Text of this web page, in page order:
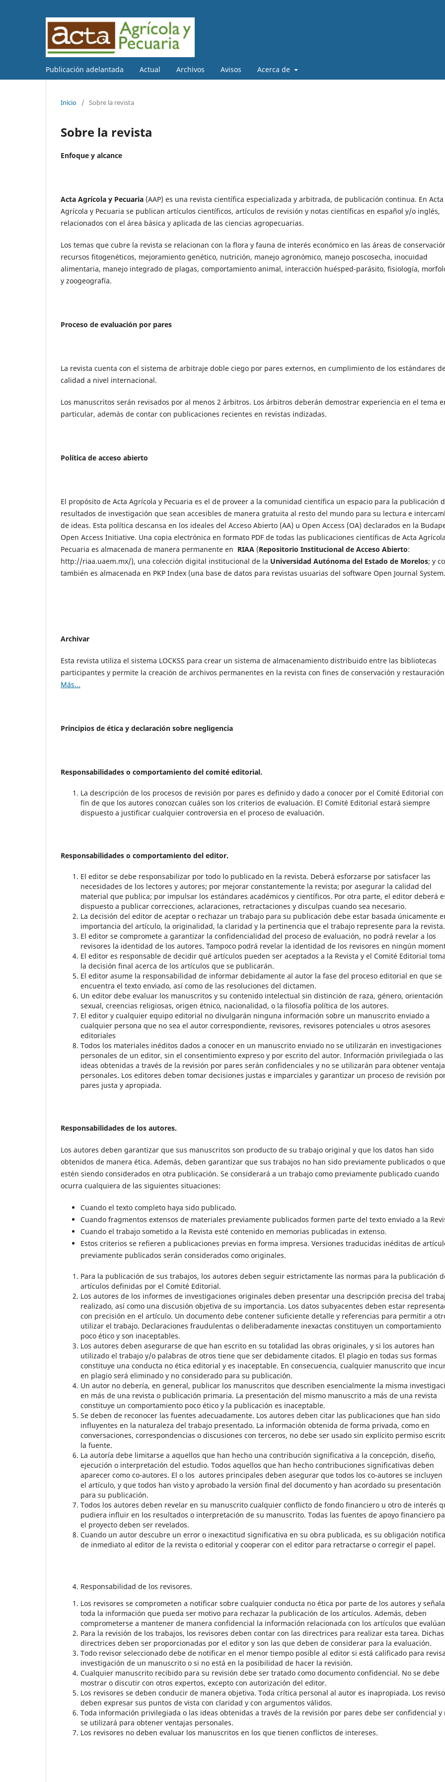
Publicación adelantada Actual Archivos Avisos Acerca de
Inicio / Sobre la revista
Sobre la revista
Enfoque y alcance
Acta Agrícola y Pecuaria (AAP) es una revista científica especializada y arbitrada, de publicación continua. En Acta
Agrícola y Pecuaria se publican artículos científicos, artículos de revisión y notas científicas en español y/o inglés,
relacionados con el área básica y aplicada de las ciencias agropecuarias.
Los temas que cubre la revista se relacionan con la flora y fauna de interés económico en las áreas de
recursos fitogenéticos, mejoramiento genético, nutrición, manejo agronómico, manejo poscosecha, inocuidad
alimentaria, manejo integrado de plagas, comportamiento animal, interacción huésped-parásito, fisiología,
y zoogeografía.
Proceso de evaluación por pares
La revista cuenta con el sistema de arbitraje doble ciego por pares externos, en cumplimiento de los estándares
calidad a nivel internacional.
Los manuscritos serán revisados por al menos 2 árbitros. Los árbitros deberán demostrar experiencia en el tema
particular, además de contar con publicaciones recientes en revistas indizadas.
Política de acceso abierto
El propósito de Acta Agrícola y Pecuaria es el de proveer a la comunidad científica un espacio para la publicación
resultados de investigación que sean accesibles de manera gratuita al resto del mundo para su lectura e
de ideas. Esta política descansa en los ideales del Acceso Abierto (AA) u Open Access (OA) declarados en la
Open Access Initiative. Una copia electrónica en formato PDF de todas las publicaciones científicas de Acta
Pecuaria es almacenada de manera permanente en RIAA (Repositorio Institucional de Acceso Abierto:
http://riaa.uaem.mx/), una colección digital institucional de la Universidad Autónoma del Estado de Morelos; y
también es almacenada en PKP Index (una base de datos para revistas usuarias del software Open Journal System.
Archivar
Esta revista utiliza el sistema LOCKSS para crear un sistema de almacenamiento distribuido entre las bibliotecas
participantes y permite la creación de archivos permanentes en la revista con fines de conservación y
Más...
Principios de ética y declaración sobre negligencia
Responsabilidades o comportamiento del comité editorial.
La descripción de los procesos de revisión por pares es definido y dado a conocer por el Comité Editorial
fin de que los autores conozcan cuáles son los criterios de evaluación. El Comité Editorial estará siempre
dispuesto a justificar cualquier controversia en el proceso de evaluación.
Responsabilidades o comportamiento del editor.
El editor se debe responsabilizar por todo lo publicado en la revista. Deberá esforzarse por satisfacer las
necesidades de los lectores y autores; por mejorar constantemente la revista; por asegurar la calidad del
material que publica; por impulsar los estándares académicos y científicos. Por otra parte, el editor deberá
dispuesto a publicar correcciones, aclaraciones, retractaciones y disculpas cuando sea necesario.
La decisión del editor de aceptar o rechazar un trabajo para su publicación debe estar basada únicamente
importancia del artículo, la originalidad, la claridad y la pertinencia que el trabajo represente para la revista.
El editor se compromete a garantizar la confidencialidad del proceso de evaluación, no podrá revelar a los
revisores la identidad de los autores. Tampoco podrá revelar la identidad de los revisores en ningún
El editor es responsable de decidir qué artículos pueden ser aceptados a la Revista y el Comité Editorial
la decisión final acerca de los artículos que se publicarán.
El editor asume la responsabilidad de informar debidamente al autor la fase del proceso editorial en que se
encuentra el texto enviado, así como de las resoluciones del dictamen.
Un editor debe evaluar los manuscritos y su contenido intelectual sin distinción de raza, género, orientación
sexual, creencias religiosas, origen étnico, nacionalidad, o la filosofía política de los autores.
El editor y cualquier equipo editorial no divulgarán ninguna información sobre un manuscrito enviado a
cualquier persona que no sea el autor correspondiente, revisores, revisores potenciales u otros asesores
editoriales
Todos los materiales inéditos dados a conocer en un manuscrito enviado no se utilizarán en investigaciones
personales de un editor, sin el consentimiento expreso y por escrito del autor. Información privilegiada o las
ideas obtenidas a través de la revisión por pares serán confidenciales y no se utilizarán para obtener
personales. Los editores deben tomar decisiones justas e imparciales y garantizar un proceso de revisión
pares justa y apropiada.
Responsabilidades de los autores.
Los autores deben garantizar que sus manuscritos son producto de su trabajo original y que los datos han sido
obtenidos de manera ética. Además, deben garantizar que sus trabajos no han sido previamente publicados o
estén siendo considerados en otra publicación. Se considerará a un trabajo como previamente publicado cuando
ocurra cualquiera de las siguientes situaciones:
Cuando el texto completo haya sido publicado.
Cuando fragmentos extensos de materiales previamente publicados formen parte del texto enviado a la
Cuando el trabajo sometido a la Revista esté contenido en memorias publicadas in extenso.
Estos criterios se refieren a publicaciones previas en forma impresa. Versiones traducidas inéditas de
previamente publicados serán considerados como originales.
Para la publicación de sus trabajos, los autores deben seguir estrictamente las normas para la publicación
artículos definidas por el Comité Editorial.
Los autores de los informes de investigaciones originales deben presentar una descripción precisa del
realizado, así como una discusión objetiva de su importancia. Los datos subyacentes deben estar
con precisión en el artículo. Un documento debe contener suficiente detalle y referencias para permitir a
utilizar el trabajo. Declaraciones fraudulentas o deliberadamente inexactas constituyen un comportamiento
poco ético y son inaceptables.
Los autores deben asegurarse de que han escrito en su totalidad las obras originales, y si los autores han
utilizado el trabajo y/o palabras de otros tiene que ser debidamente citados. El plagio en todas sus formas
constituye una conducta no ética editorial y es inaceptable. En consecuencia, cualquier manuscrito que
en plagio será eliminado y no considerado para su publicación.
Un autor no debería, en general, publicar los manuscritos que describen esencialmente la misma
en más de una revista o publicación primaria. La presentación del mismo manuscrito a más de una revista
constituye un comportamiento poco ético y la publicación es inaceptable.
Se deben de reconocer las fuentes adecuadamente. Los autores deben citar las publicaciones que han sido
influyentes en la naturaleza del trabajo presentado. La información obtenida de forma privada, como en
conversaciones, correspondencias o discusiones con terceros, no debe ser usado sin explícito permiso
la fuente.
La autoría debe limitarse a aquellos que han hecho una contribución significativa a la concepción, diseño,
ejecución o interpretación del estudio. Todos aquellos que han hecho contribuciones significativas deben
aparecer como co-autores. El o los autores principales deben asegurar que todos los co-autores se incluyen
el artículo, y que todos han visto y aprobado la versión final del documento y han acordado su presentación
para su publicación.
Todos los autores deben revelar en su manuscrito cualquier conflicto de fondo financiero u otro de interés
pudiera influir en los resultados o interpretación de su manuscrito. Todas las fuentes de apoyo financiero
el proyecto deben ser revelados.
Cuando un autor descubre un error o inexactitud significativa en su obra publicada, es su obligación
de inmediato al editor de la revista o editorial y cooperar con el editor para retractarse o corregir el papel.
Responsabilidad de los revisores.
Los revisores se comprometen a notificar sobre cualquier conducta no ética por parte de los autores y
toda la información que pueda ser motivo para rechazar la publicación de los artículos. Además, deben
comprometerse a mantener de manera confidencial la información relacionada con los artículos que
Para la revisión de los trabajos, los revisores deben contar con las directrices para realizar esta tarea. Dichas
directrices deben ser proporcionadas por el editor y son las que deben de considerar para la evaluación.
Todo revisor seleccionado debe de notificar en el menor tiempo posible al editor si está calificado para
investigación de un manuscrito o si no está en la posibilidad de hacer la revisión.
Cualquier manuscrito recibido para su revisión debe ser tratado como documento confidencial. No se debe
mostrar o discutir con otros expertos, excepto con autorización del editor.
Los revisores se deben conducir de manera objetiva. Toda crítica personal al autor es inapropiada. Los
deben expresar sus puntos de vista con claridad y con argumentos válidos.
Toda información privilegiada o las ideas obtenidas a través de la revisión por pares debe ser confidencial y
se utilizará para obtener ventajas personales.
Los revisores no deben evaluar los manuscritos en los que tienen conflictos de intereses.